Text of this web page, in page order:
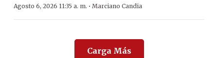
Agosto 6, 2026 11:35 a. m. · Marciano Candia
Carga Más